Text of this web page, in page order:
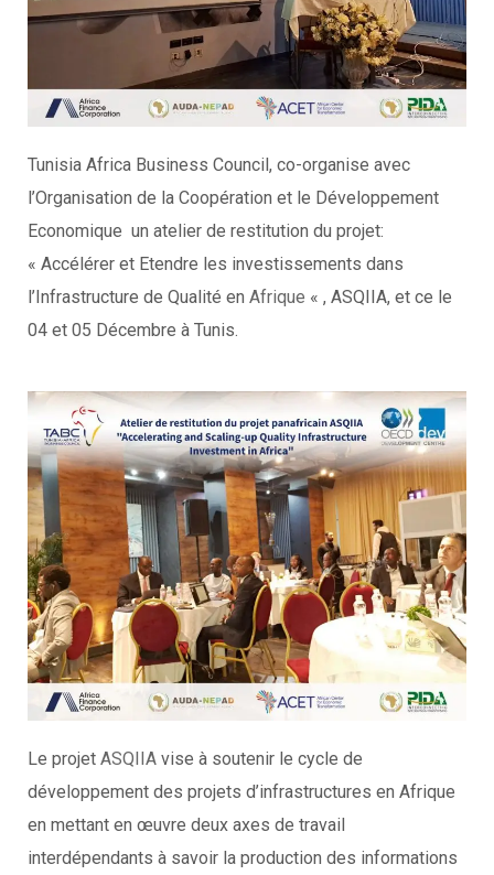
Tunisia Africa Business Council, co-organise avec
l’Organisation de la Coopération et le Développement
Economique un atelier de restitution du projet:
« Accélérer et Etendre les investissements dans
l’Infrastructure de Qualité en Afrique « , ASQIIA, et ce le
04 et 05 Décembre à Tunis.
Le projet ASQIIA vise à soutenir le cycle de
développement des projets d’infrastructures en Afrique
en mettant en œuvre deux axes de travail
interdépendants à savoir la production des informations